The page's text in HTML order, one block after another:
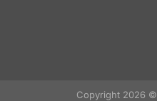
Copyright 2026 ©